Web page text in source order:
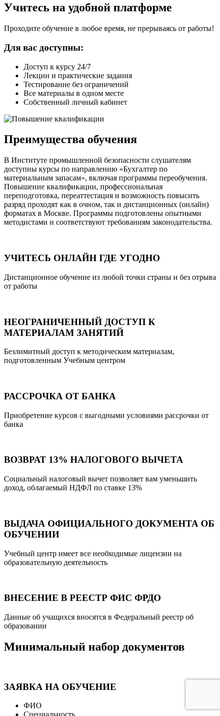
Учитесь на удобной платформе
Проходите обучение в любое время, не прерываясь от работы!
Для вас доступны:
Доступ к курсу 24/7
Лекции и практические задания
Тестирование без ограничений
Все материалы в одном месте
Собственный личный кабинет
Преимущества обучения
В Институте промышленной безопасности слушателям
доступны курсы по направлению «Бухгалтер по
материальным запасам», включая программы переобучения.
Повышение квалификации, профессиональная
переподготовка, переаттестация и возможность повысить
разряд проходят как в очном, так и дистанционных (онлайн)
форматах в Москве. Программы подготовлены опытными
методистами и соответствуют требованиям законодательства.
УЧИТЕСЬ ОНЛАЙН ГДЕ УГОДНО
Дистанционное обучение из любой точки страны и без отрыва
от работы
НЕОГРАНИЧЕННЫЙ ДОСТУП К
МАТЕРИАЛАМ ЗАНЯТИЙ
Безлимитный доступ к методическим материалам,
подготовленным Учебным центром
РАССРОЧКА ОТ БАНКА
Приобретение курсов с выгодными условиями рассрочки от
банка
ВОЗВРАТ 13% НАЛОГОВОГО ВЫЧЕТА
Социальный налоговый вычет позволяет вам уменьшить
доход, облагаемый НДФЛ по ставке 13%
ВЫДАЧА ОФИЦИАЛЬНОГО ДОКУМЕНТА ОБ
ОБУЧЕНИИ
Учебный центр имеет все необходимые лицензии на
образовательную деятельность
ВНЕСЕНИЕ В РЕЕСТР ФИС ФРДО
Данные об учащихся вносятся в Федеральный реестр об
образовании
Минимальный набор документов
ЗАЯВКА НА ОБУЧЕНИЕ
ФИО